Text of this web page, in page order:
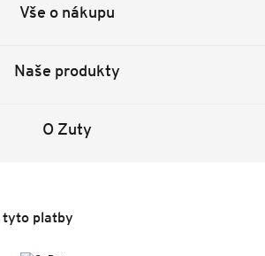
Vše o nákupu
Naše produkty
O Zuty
platby